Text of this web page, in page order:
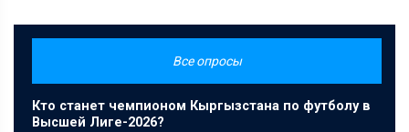
Все опросы
Кто станет чемпионом Кыргызстана по футболу в
Высшей Лиге-2026?